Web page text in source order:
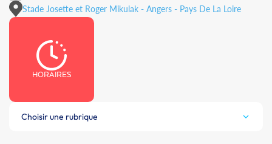
Stade Josette et Roger Mikulak - Angers - Pays De La Loire
HORAIRES
Choisir une rubrique